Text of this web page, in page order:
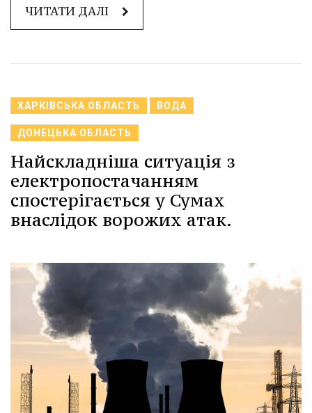
ЧИТАТИ ДАЛІ
ХАРКІВСЬКА ОБЛАСТЬ ВОДА
ДОНЕЦЬКА ОБЛАСТЬ
Найскладніша ситуація з
електропостачанням
спостерігається у Сумах
внаслідок ворожих атак.